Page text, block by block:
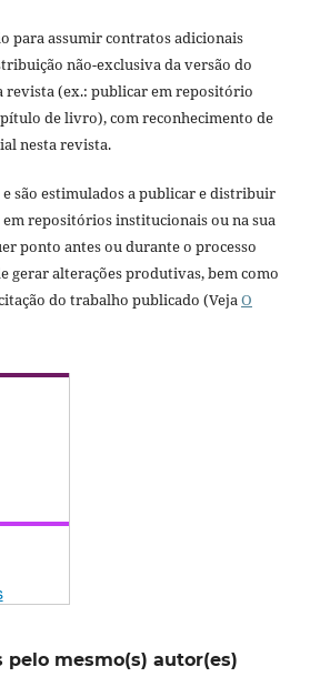
para assumir contratos adicionais
não-exclusiva da versão do
revista (ex.: publicar em repositório
de livro), com reconhecimento de
nesta revista.
são estimulados a publicar e distribuir
repositórios institucionais ou na sua
ponto antes ou durante o processo
gerar alterações produtivas, bem como
do trabalho publicado (VejaO
mesmo(s) autor(es)